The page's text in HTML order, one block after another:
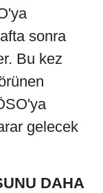
sonra
Bu kez
gelecek
DAHA